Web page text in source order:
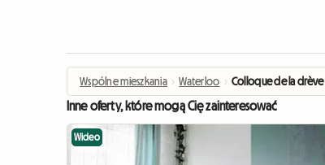
Wspólne mieszkania › Waterloo › Colloque de la drève
Inne oferty, które mogą Cię zainteresować
Wideo